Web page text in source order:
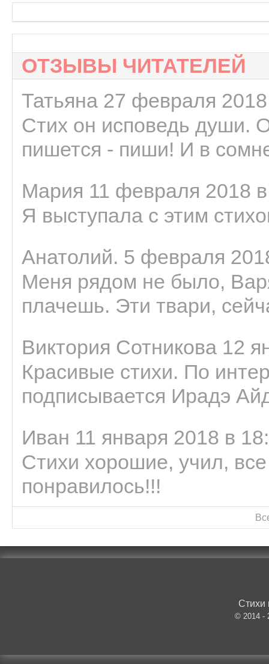
ОТЗЫВЫ ЧИТАТЕЛЕЙ
Татьяна 27 февраля
Стих он исповедь души.
пишется - пиши! И в
Мария 11 февраля 2018
Я выступала с этим
Анатолий. 5 февраля
Меня рядом не было,
плачешь. Эти твари,
Виктория Сотникова 12
Красивые стихи. По
подписывается Ирадэ
Иван 11 января 2018 в
Стихи хорошие, учил,
понравилось!!!
Стихи
© 2014 -